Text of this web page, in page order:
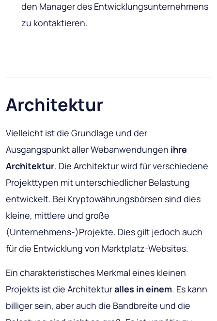
den Manager des Entwicklungsunternehmens
zu kontaktieren.
Architektur
Vielleicht ist die Grundlage und der
Ausgangspunkt aller Webanwendungen ihre
Architektur. Die Architektur wird für verschiedene
Projekttypen mit unterschiedlicher Belastung
entwickelt. Bei Kryptowährungsbörsen sind dies
kleine, mittlere und große
(Unternehmens-)Projekte. Dies gilt jedoch auch
für die Entwicklung von Marktplatz-Websites.
Ein charakteristisches Merkmal eines kleinen
Projekts ist die Architekturalles in einem. Es kann
billiger sein, aber auch die Bandbreite und die